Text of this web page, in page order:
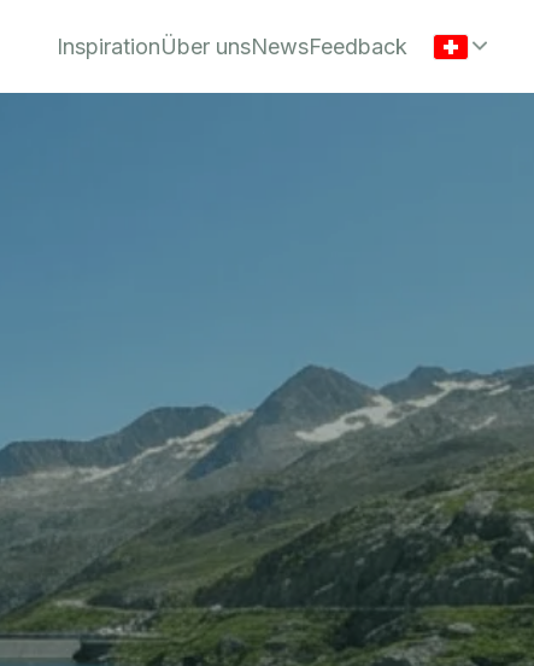
InspirationÜber unsNewsFeedback